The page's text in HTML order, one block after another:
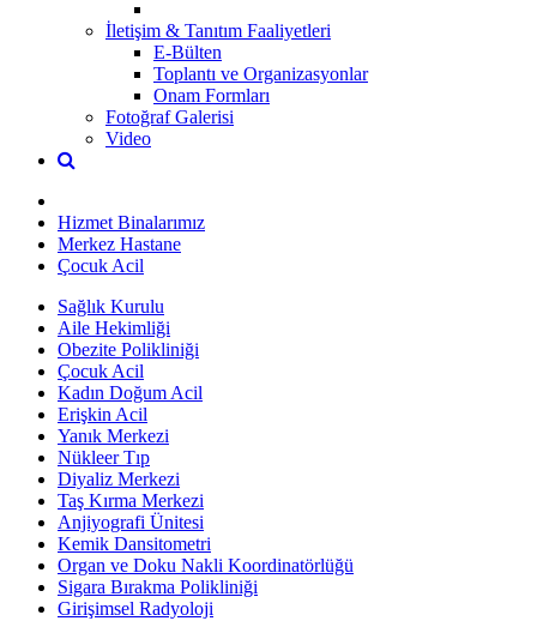
İletişim & Tanıtım Faaliyetleri
E-Bülten
Toplantı ve Organizasyonlar
Onam Formları
Fotoğraf Galerisi
Video
Hizmet Binalarımız
Merkez Hastane
Çocuk Acil
Sağlık Kurulu
Aile Hekimliği
Obezite Polikliniği
Çocuk Acil
Kadın Doğum Acil
Erişkin Acil
Yanık Merkezi
Nükleer Tıp
Diyaliz Merkezi
Taş Kırma Merkezi
Anjiyografi Ünitesi
Kemik Dansitometri
Organ ve Doku Nakli Koordinatörlüğü
Sigara Bırakma Polikliniği
Girişimsel Radyoloji